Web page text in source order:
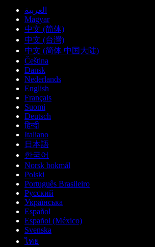
العربية
Magyar
中文 (简体)
中文 (台灣)
中文 (简体 中国大陆)
Čeština
Dansk
Nederlands
English
Français
Suomi
Deutsch
हिन्दी
Italiano
日本語
한국어
Norsk bokmål
Polski
Português Brasileiro
Русский
Українська
Español
Español (México)
Svenska
ไทย